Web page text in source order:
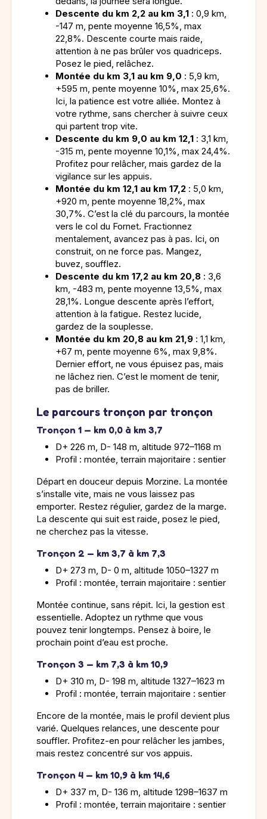
Descente du km 2,2 au km 3,1 : 0,9 km,
-147 m, pente moyenne 16,5%, max
22,8%. Descente courte mais raide,
attention à ne pas brûler vos quadriceps.
Posez le pied, relâchez.
Montée du km 3,1 au km 9,0 : 5,9 km,
+595 m, pente moyenne 10%, max 25,6%.
Ici, la patience est votre alliée. Montez à
votre rythme, sans chercher à suivre ceux
qui partent trop vite.
Descente du km 9,0 au km 12,1 : 3,1 km,
-315 m, pente moyenne 10,1%, max 24,4%.
Profitez pour relâcher, mais gardez de la
vigilance sur les appuis.
Montée du km 12,1 au km 17,2 : 5,0 km,
+920 m, pente moyenne 18,2%, max
30,7%. C’est la clé du parcours, la montée
vers le col du Fornet. Fractionnez
mentalement, avancez pas à pas. Ici, on
construit, on ne force pas. Mangez,
buvez, soufflez.
Descente du km 17,2 au km 20,8 : 3,6
km, -483 m, pente moyenne 13,5%, max
28,1%. Longue descente après l’effort,
attention à la fatigue. Restez lucide,
gardez de la souplesse.
Montée du km 20,8 au km 21,9 : 1,1 km,
+67 m, pente moyenne 6%, max 9,8%.
Dernier effort, ne vous épuisez pas, mais
ne lâchez rien. C’est le moment de tenir,
pas de briller.
Le parcours tronçon par tronçon
Tronçon 1 — km 0,0 à km 3,7
D+ 226 m, D- 148 m, altitude 972–1168 m
Profil : montée, terrain majoritaire : sentier
Départ en douceur depuis Morzine. La montée
s’installe vite, mais ne vous laissez pas
emporter. Restez régulier, gardez de la marge.
La descente qui suit est raide, posez le pied,
ne cherchez pas la vitesse.
Tronçon 2 — km 3,7 à km 7,3
D+ 273 m, D- 0 m, altitude 1050–1327 m
Profil : montée, terrain majoritaire : sentier
Montée continue, sans répit. Ici, la gestion est
essentielle. Adoptez un rythme que vous
pouvez tenir longtemps. Pensez à boire, le
prochain point d’eau est proche.
Tronçon 3 — km 7,3 à km 10,9
D+ 310 m, D- 198 m, altitude 1327–1623 m
Profil : montée, terrain majoritaire : sentier
Encore de la montée, mais le profil devient plus
varié. Quelques relances, une descente pour
souffler. Profitez-en pour relâcher les jambes,
mais restez concentré sur vos appuis.
Tronçon 4 — km 10,9 à km 14,6
D+ 337 m, D- 136 m, altitude 1298–1637 m
Profil : montée, terrain majoritaire : sentier